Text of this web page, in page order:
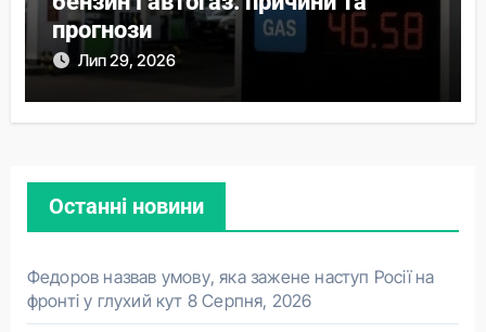
прогнози
Лип 29, 2026
Останні новини
Федоров назвав умову, яка зажене наступ Росії на
фронті у глухий кут 8 Серпня, 2026